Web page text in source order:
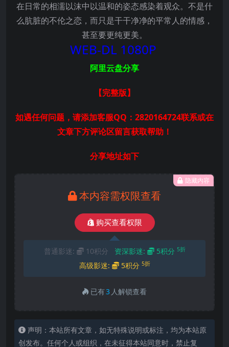
在日常的相濡以沫中以温和的姿态感染着观众。不是什
么肮脏的不伦之恋，而只是干干净净的平常人的情感，
甚至要更纯更美。
WEB-DL 1080P
阿里云盘分享
【完整版】
如遇任何问题，请添加客服QQ：2820164724联系或在
文章下方评论区留言获取帮助！
分享地址如下
隐藏内容
本内容需权限查看
购买查看权限
普通影迷: 10积分 资深影迷: 5积分 5折
高级影迷: 5积分 5折
已有3 人解锁查看
声明：本站所有文章，如无特殊说明或标注，均为本站原
创发布。任何个人或组织，在未征得本站同意时，禁止复